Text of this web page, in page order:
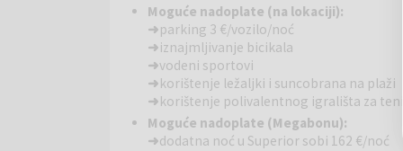
botanički vrt- Art galerija
S3BP Superior dvokrevetna soba
s balkonom,
ekrana, minibar.
Jutarnje razbuđivanje u moru, koktel u bazenu sa
mjesto sa sadržajima za svačije želje i
terasi kraj atraktivnih vanjskih bazena. Prostrana
Moguće nadoplate (na lokaciji):
➜parking 3 €/vozilo/noć
➜iznajmljivanje bicikala
➜vodeni sportovi
➜korištenje ležaljki i suncobrana na plaži
➜korištenje polivalentnog igrališta za
Moguće nadoplate (Megabonu):
➜dodatna noć u Superior sobi 162 €/noć